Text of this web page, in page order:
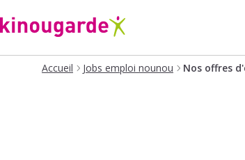
Accueil Jobs emploi nounou Nos offres